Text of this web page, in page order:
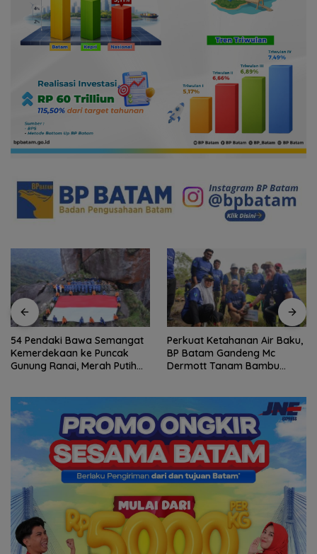
54 Pendaki Bawa Semangat
Kemerdekaan ke Puncak
Gunung Ranai, Merah Putih
Perkuat Ketahanan Air Baku,
BP Batam Gandeng Mc
Dermott Tanam Bambu